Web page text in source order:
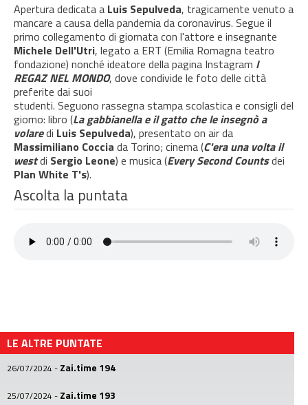
Apertura dedicata a Luis Sepulveda, tragicamente venuto a
mancare a causa della pandemia da coronavirus. Segue il
primo collegamento di giornata con l'attore e insegnante
Michele Dell'Utri, legato a ERT (Emilia Romagna teatro
fondazione) nonché ideatore della pagina Instagram I
REGAZ NEL MONDO, dove condivide le foto delle città
preferite dai suoi
studenti. Seguono rassegna stampa scolastica e consigli del
giorno: libro (La gabbianella e il gatto che le insegnò a
volaredi Luis Sepulveda), presentato on air da
Massimiliano Coccia da Torino; cinema (C'era una volta il
westdi Sergio Leone) e musica (Every Second Countsdei
Plan White T's).
Ascolta la puntata
LE ALTRE PUNTATE
26/07/2024 - Zai.time 194
25/07/2024 - Zai.time 193